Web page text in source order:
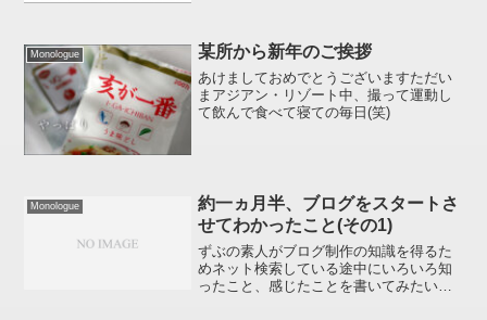
「閉じても...
Monologue 某所から新年のご挨拶
あけましておめでとうございますただい
まアジアン・リゾート中、撮って運動し
て飲んで食べて寝ての毎日(笑)
Monologue
約一ヵ月半、ブログをスタートさ
せてわかったこと(その1)
ずぶの素人がブログ制作の知識を得るた
めネット検索している途中にいろいろ知
ったこと、感じたことを書いてみたいと